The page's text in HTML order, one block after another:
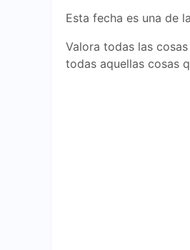
Esta fecha es una de
Valora todas las
todas aquellas cosas